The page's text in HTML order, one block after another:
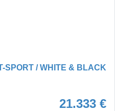
SPORT / WHITE & BLACK
21.333 €